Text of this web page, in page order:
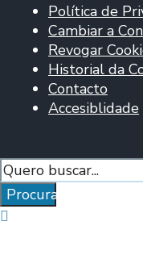
Política de
Cambiar a
Revogar
Historial da
Contacto
Accesiblidade
Procurar